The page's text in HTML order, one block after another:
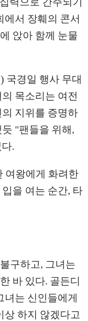
에서 장훼의 콘서
앉아 함께 눈물
국경일 행사 무대
목소리는 여전
지위를 증명하
"팬들을 위해,
.
여왕에게 화려한
을 여는 순간, 타
구하고, 그녀는
바 있다. 골든디
녀는 신인들에게
상 하지 않겠다고